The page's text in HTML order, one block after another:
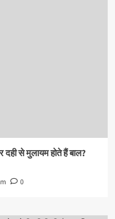
से मुलायम होते हैं बाल?
0